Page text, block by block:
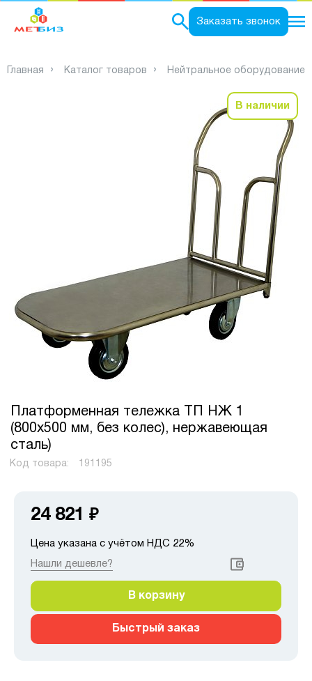
Заказать звонок
Главная Каталог товаров Нейтральное оборудование
В наличии
Платформенная тележка ТП НЖ 1
(800x500 мм, без колес), нержавеющая
сталь)
Код товара: 191195
24 821 ₽
Цена указана с учётом НДС 22%
Нашли дешевле?
В корзину
Быстрый заказ